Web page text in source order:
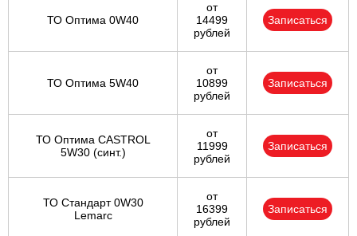
ТО Оптима 0W40
от
14499
рублей
Записаться
ТО Оптима 5W40
от
10899
рублей
Записаться
ТО Оптима CASTROL
5W30 (синт.)
от
11999
рублей
Записаться
ТО Стандарт 0W30
Lemarc
от
16399
рублей
Записаться